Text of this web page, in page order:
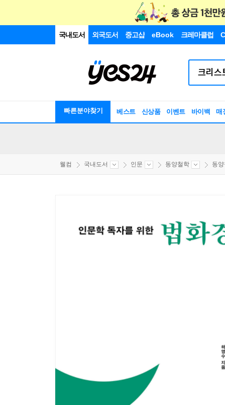
국내도서 외국도서 중고샵 eBook 크레마클럽
빠른분야찾기 베스트 신상품 이벤트 바이백 매
웰컴 국내도서 인문 동양철학 동